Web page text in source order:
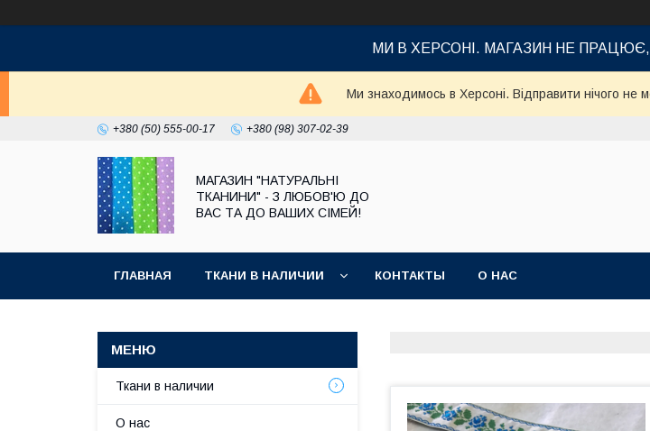
МИ В ХЕРСОНІ. МАГАЗИН НЕ
Ми знаходимось в Херсоні. Відправити нічого не
+380 (50) 555-00-17 +380 (98) 307-02-39
МАГАЗИН "НАТУРАЛЬНІ
ТКАНИНИ" - З ЛЮБОВ'Ю ДО
ВАС ТА ДО ВАШИХ СІМЕЙ!
ГЛАВНАЯ ТКАНИ В НАЛИЧИИ КОНТАКТЫ О НАС
Ткани в наличии
О нас